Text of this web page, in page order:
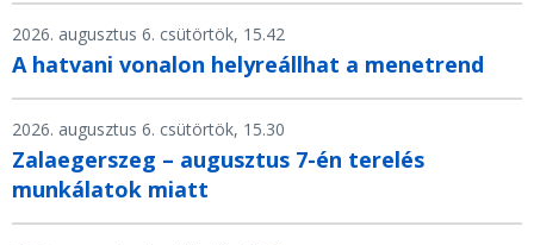
2026. augusztus 6. csütörtök, 15.42
A hatvani vonalon helyreállhat a menetrend
2026. augusztus 6. csütörtök, 15.30
Zalaegerszeg – augusztus 7-én terelés
munkálatok miatt